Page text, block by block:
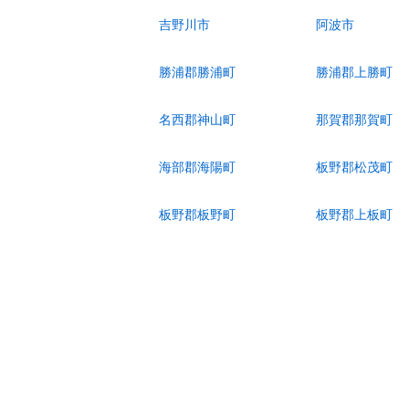
吉野川市 阿波市
勝浦郡勝浦町 勝浦郡上勝町
名西郡神山町 那賀郡那賀町
海部郡海陽町 板野郡松茂町
板野郡板野町 板野郡上板町